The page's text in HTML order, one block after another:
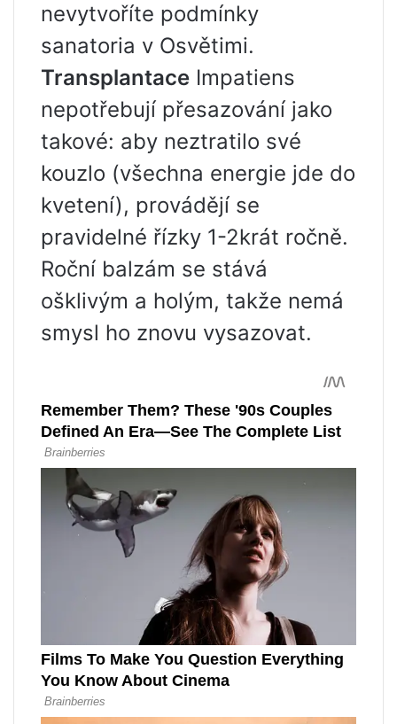
nevytvoříte podmínky
sanatoria v Osvětimi.
Transplantace Impatiens
nepotřebují přesazování jako
takové: aby neztratilo své
kouzlo (všechna energie jde do
kvetení), provádějí se
pravidelné řízky 1-2krát ročně.
Roční balzám se stává
ošklivým a holým, takže nemá
smysl ho znovu vysazovat.